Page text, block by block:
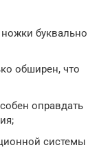
буквально
обширен, что
оправдать
системы